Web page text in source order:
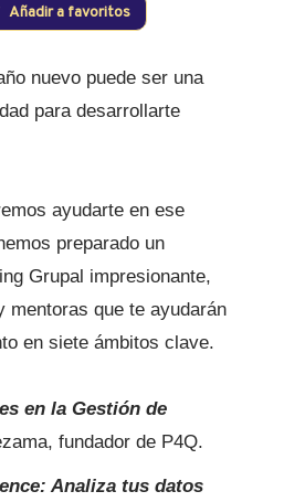
Añadir a favoritos
nuevo puede ser una
para desarrollarte
ayudarte en ese
preparado un
Grupal impresionante,
mentoras que te ayudarán
en siete ámbitos clave.
en la Gestión de
fundador de P4Q.
Analiza tus datos